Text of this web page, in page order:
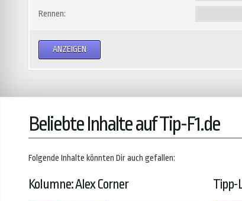
Rennen:
Beliebte Inhalte auf Tip-F1.de
Folgende Inhalte könnten Dir auch gefallen:
Kolumne: Alex Corner Tipp-